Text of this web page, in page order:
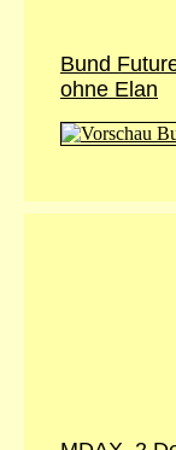
Bund
ohne Elan